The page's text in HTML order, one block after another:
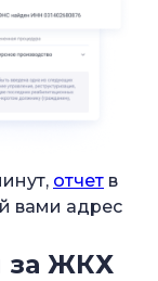
отчет в
вами адрес
за ЖКХ